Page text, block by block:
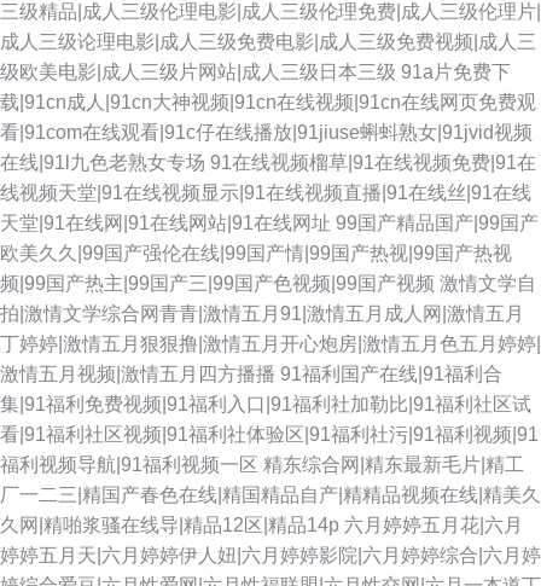
三级精品|成人三级伦理电影|成人三级伦理免费|成人三级伦理片|
成人三级论理电影|成人三级免费电影|成人三级免费视频|成人三
级欧美电影|成人三级片网站|成人三级日本三级 91a片免费下
载|91cn成人|91cn大神视频|91cn在线视频|91cn在线网页免费观
看|91com在线观看|91c仔在线播放|91jiuse蝌蚪熟女|91jvid视频
在线|91l九色老熟女专场 91在线视频榴草|91在线视频免费|91在
线视频天堂|91在线视频显示|91在线视频直播|91在线丝|91在线
天堂|91在线网|91在线网站|91在线网址 99国产精品国产|99国产
欧美久久|99国产强伦在线|99国产情|99国产热视|99国产热视
频|99国产热主|99国产三|99国产色视频|99国产视频 激情文学自
拍|激情文学综合网青青|激情五月91|激情五月成人网|激情五月
丁婷婷|激情五月狠狠撸|激情五月开心炮房|激情五月色五月婷婷|
激情五月视频|激情五月四方播播 91福利国产在线|91福利合
集|91福利免费视频|91福利入口|91福利社加勒比|91福利社区试
看|91福利社区视频|91福利社体验区|91福利社污|91福利视频|91
福利视频导航|91福利视频一区 精东综合网|精东最新毛片|精工
厂一二三|精国产春色在线|精国精品自产|精精品视频在线|精美久
久网|精啪浆骚在线导|精品12区|精品14p 六月婷婷五月花|六月
婷婷五月天|六月婷婷伊人妞|六月婷婷影院|六月婷婷综合|六月婷